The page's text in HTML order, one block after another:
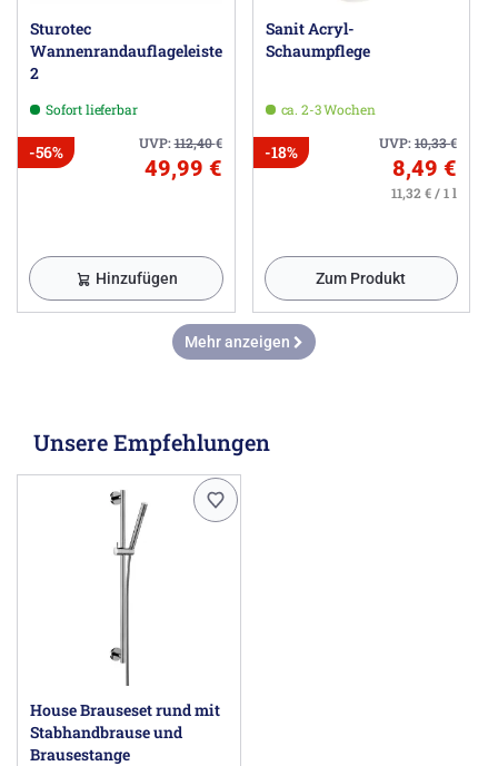
Sturotec
Wannenrandauflageleisten
2
Sofort lieferbar
UVP:112,40€
-56%
49,99 €
Hinzufügen
Sanit Acryl-
Schaumpflege
ca. 2-3 Wochen
UVP:10,33€
-18%
8,49 €
11,32 € / 1 l
Zum Produkt
Mehr anzeigen
Unsere Empfehlungen
House Brauseset rund mit
Stabhandbrause und
Brausestange